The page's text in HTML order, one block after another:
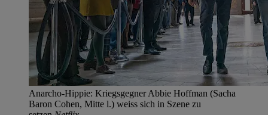
Anarcho-Hippie: Kriegsgegner Abbie Hoffman (Sacha
Baron Cohen, Mitte l.) weiss sich in Szene zu